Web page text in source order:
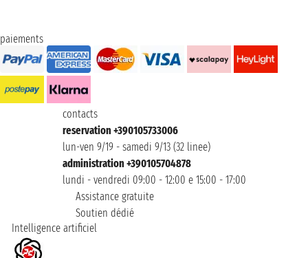
paiements
contacts
reservation +390105733006
lun-ven 9/19 - samedi 9/13 (32 linee)
administration +390105704878
lundi - vendredi 09:00 - 12:00 e 15:00 - 17:00
Assistance gratuite
Soutien dédié
Intelligence artificiel